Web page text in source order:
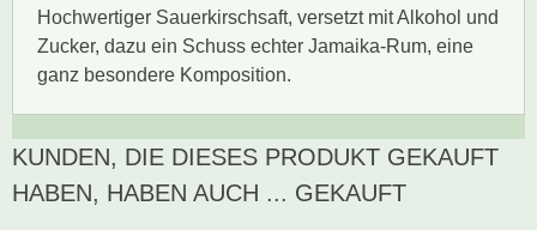
Hochwertiger Sauerkirschsaft, versetzt mit Alkohol und
Zucker, dazu ein Schuss echter Jamaika-Rum, eine
ganz besondere Komposition.
BEWERTUNG SCHREIBEN
Zur Zeit gibt es keine
Produktrezensionen.
KUNDEN, DIE DIESES PRODUKT GEKAUFT
HABEN, HABEN AUCH ... GEKAUFT